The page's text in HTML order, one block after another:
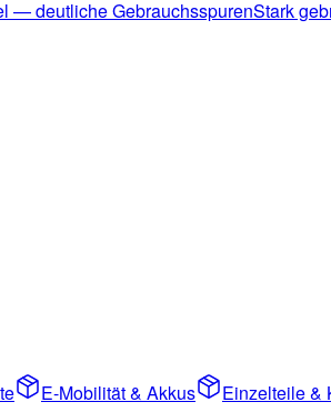
— deutliche GebrauchsspurenStark
E-Mobilität & Akkus Einzelteile &